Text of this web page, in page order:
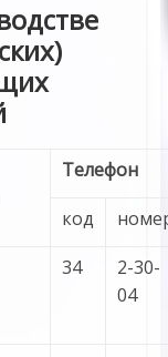
Телефон
код
34
2-30-
04